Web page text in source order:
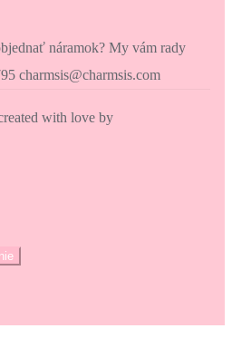
náramok? My vám rady
charmsis@charmsis.com
with love by